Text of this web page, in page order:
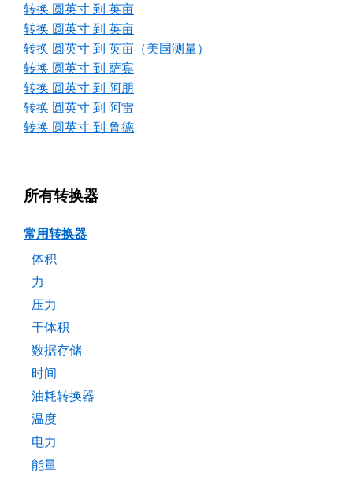
转换 圆英寸 到 英亩
转换 圆英寸 到 英亩
转换 圆英寸 到 英亩（美国测量）
转换 圆英寸 到 萨宾
转换 圆英寸 到 阿朋
转换 圆英寸 到 阿雷
转换 圆英寸 到 鲁德
所有转换器
常用转换器
体积
力
压力
干体积
数据存储
时间
油耗转换器
温度
电力
能量